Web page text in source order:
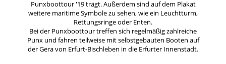
Punxboottour '19 trägt. Außerdem sind auf dem Plakat
weitere maritime Symbole zu sehen, wie ein Leuchtturm,
Rettungsringe oder Enten.
Bei der Punxboottour treffen sich regelmäßig zahlreiche
Punx und fahren teilweise mit selbstgebauten Booten auf
der Gera von Erfurt-Bischleben in die Erfurter Innenstadt.